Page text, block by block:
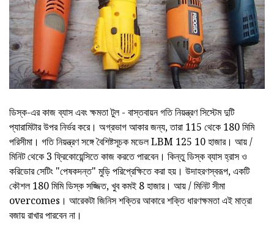
ডিস্ক-এর কাজ ব্যাস এবং ক্ষমতা টুল - বাস্তবায়ন গতি নিয়ন্ত্রণ সিস্টেম দুটি
প্যারামিটার উপর নির্ভর করে। অগ্রভাগ আকার জন্য, তারা 115 থেকে 180 মিমি
পরিসীমা। গতি নিয়ন্ত্রণ সঙ্গে বৈশিষ্টসূচক মডেল LBM 125 10 হাজার। আয় /
মিনিট থেকে 3 ফ্রিকোয়েন্সিতে কাজ করতে পারবেন। কিন্তু ডিস্ক ব্যাস হ্রাস ও
করিডোর সেটিং "পেষকদন্ত" মুড়ি পরিপ্রেক্ষিতে করা হয়। উদাহরণস্বরূপ, একটি
কৌশল 180 মিমি ডিস্ক সজ্জিত, খুব কমই 8 হাজার। আয় / মিনিট সীমা
overcomes। আরেকটা জিনিস শক্তির আকারে শক্তি ধারণক্ষমতা এই মাত্রা
বজায় রাখার পারবেন না।